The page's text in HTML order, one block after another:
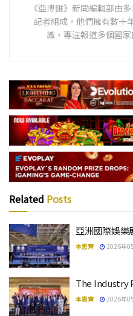
《亞博匯》新聞編輯部由
記者組成。他們擁有數十
識，專注報道多個國
Related Posts
亞洲國際娛樂
本思齊 2026年
The Industry
本思齊 2026年